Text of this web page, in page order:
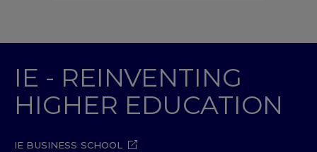
IE - REINVENTING
HIGHER EDUCATION
IE BUSINESS SCHOOL